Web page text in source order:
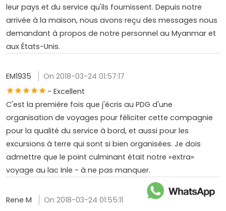
leur pays et du service qu'ils fournissent. Depuis notre
arrivée à la maison, nous avons reçu des messages nous
demandant à propos de notre personnel au Myanmar et
aux États-Unis.
EM1935
On 2018-03-24 01:57:17
- Excellent
C'est la première fois que j'écris au PDG d'une
organisation de voyages pour féliciter cette compagnie
pour la qualité du service à bord, et aussi pour les
excursions à terre qui sont si bien organisées. Je dois
admettre que le point culminant était notre «extra»
voyage au lac Inle - à ne pas manquer.
Rene M
On 2018-03-24 01:55:11